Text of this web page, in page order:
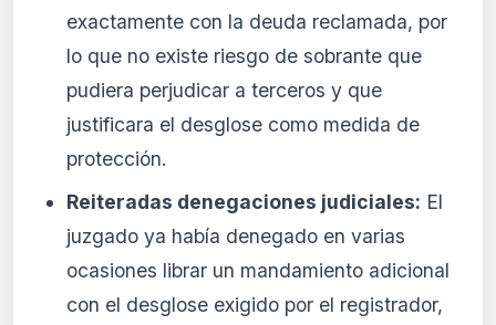
exactamente con la deuda reclamada, por
lo que no existe riesgo de sobrante que
pudiera perjudicar a terceros y que
justificara el desglose como medida de
protección.
Reiteradas denegaciones judiciales: El
juzgado ya había denegado en varias
ocasiones librar un mandamiento adicional
con el desglose exigido por el registrador,